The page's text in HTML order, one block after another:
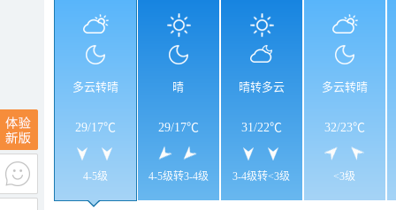
多云转晴
29/17℃
4-5级
晴
29/17℃
4-5级转3-4级
晴转多云
31/22℃
3-4级转<3级
多云转晴
32/23℃
<3级